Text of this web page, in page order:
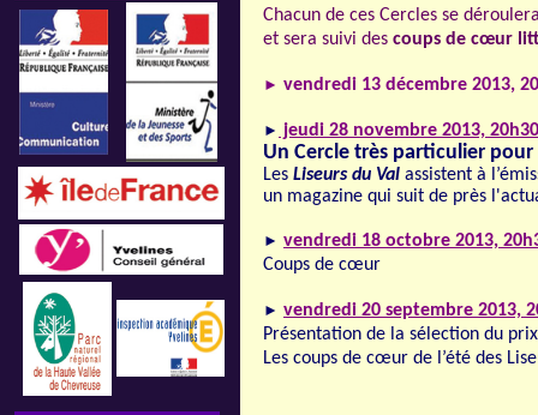
Chacun de ces Cercles se
et sera suivi des coups de cœur
► vendredi 13 décembre 2013,
► jeudi 28 novembre 2013, 20h30
Un Cercle très particulier
Les Liseurs du Val assistent à
un magazine qui suit de près
► vendredi 18 octobre 2013,
Coups de cœur
► vendredi 20 septembre 2013,
Présentation de la sélection du
Les coups de cœur de l’été des